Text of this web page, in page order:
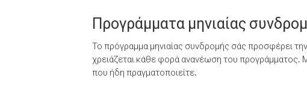
Προγράμματα μηνιαίας
Το πρόγραμμα μηνιαίας συνδρομής σάς προσφέρει
χρειάζεται κάθε φορά ανανέωση του προγράμματος.
που ήδη πραγματοποιείτε.